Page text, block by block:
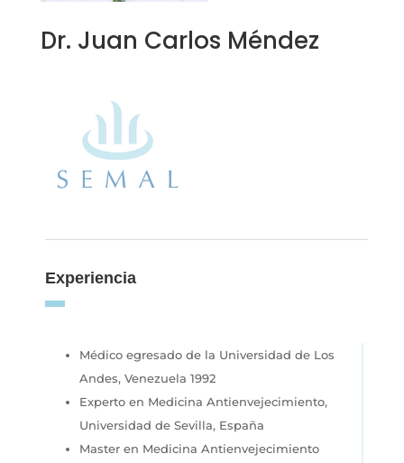
Dr. Juan Carlos Méndez
Experiencia
Médico egresado de la Universidad de Los
Andes, Venezuela 1992
Experto en Medicina Antienvejecimiento,
Universidad de Sevilla, España
Master en Medicina Antienvejecimiento